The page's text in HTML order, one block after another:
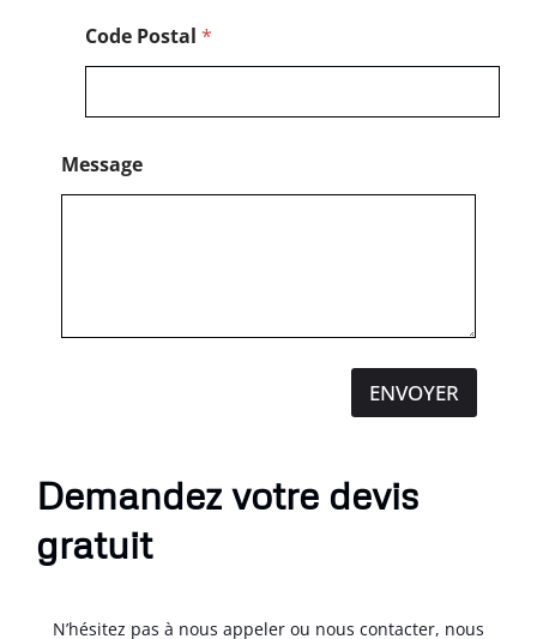
Demandez votre devis
gratuit
N’hésitez pas à nous appeler ou nous contacter, nous
Code Postal *
Message
ENVOYER